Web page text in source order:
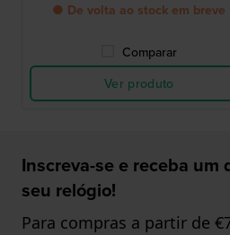
● De volta ao stock em breve
Comparar
Ver produto
Inscreva-se e receba
seu relógio!
Para compras a partir de